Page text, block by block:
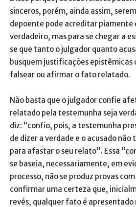
sinceros, porém, ainda assim,
depoente pode acreditar piamente
verdadeiro, mas para se chegar a
se que tanto o julgador quanto
busquem justificações epistêmicas
falsear ou afirmar o fato relatado.
Não basta que o julgador confie
relatado pela testemunha seja
diz: “confio, pois, a testemunha
de dizer a verdade e o acusado
para afastar o seu relato”. Essa
se baseia, necessariamente, em
processo, não se produz provas
confirmar uma certeza que,
revés, qualquer fato é apresentado